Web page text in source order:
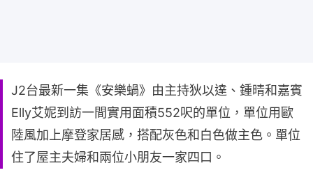
J2台最新一集《安樂蝸》由主持狄以達、鍾晴和嘉賓
Elly艾妮到訪一間實用面積552呎的單位，單位用歐
陸風加上摩登家居感，搭配灰色和白色做主色。單位
住了屋主夫婦和兩位小朋友一家四口。